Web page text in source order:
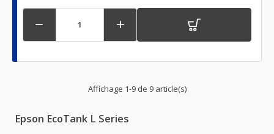
 
Affichage 1-9 de 9 article(s)
Epson EcoTank L Series